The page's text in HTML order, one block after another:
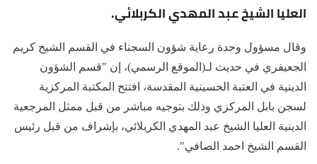
العليا الشيخ عبد المهدي الكربلائي.
وقال مسؤول وحدة رعاية شؤون السجناء في القسم الشيخ كريم
الجعيفري في حديث لـ(الموقع الرسمي)، إن "قسم الشؤون
الدينية في العتبة الحسينية المقدسة، افتتح المكتبة المركزية
لسجن بابل المركزي وذلك بتوجيه مباشر من قبل ممثل المرجعية
الدينية العليا الشيخ عبد المهدي الكربلائي، بإشراف من قبل رئيس
القسم الشيخ احمد الصافي".